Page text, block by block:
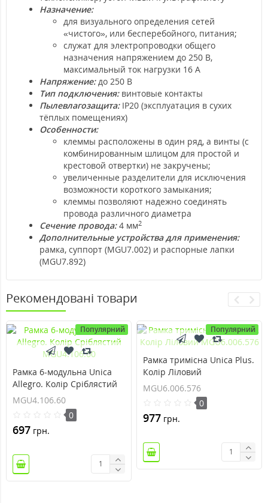
Назначение:
для визуального определения сетей
«чистого», или бесперебойного, питания;
служат для электропроводки общего
назначения напряжением до 250 В,
максимальный ток нагрузки 16 А
Напряжение:до 250 В
Тип подключения:винтовые контакты
Пылевлагозащита:IP20 (эксплуатация в сухих
тёплых помещениях)
Особенности:
клеммы расположены в один ряд, а винты (с
комбинированным шлицом для простой и
крестовой отвертки) не закручены;
увеличенные разделители для исключения
возможности короткого замыкания;
клеммы позволяют надежно соединять
провода различного диаметра
Сечение провода:4 мм2
Дополнительные устройства для применения:
рамка, суппорт (MGU7.002) и распорные лапки
(MGU7.892)
Рекомендовані товари
Популярний
Рамка 6-модульна Unica
Allegro. Колір Сріблястий
MGU4.106.60
MGU4.106.60
0
697 грн.
Популярний
Рамка тримісна Unica Plus.
Колір Ліловий
MGU6.006.576
MGU6.006.576
0
977 грн.